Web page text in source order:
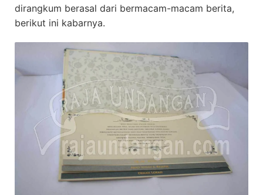
dirangkum berasal dari bermacam-macam berita,
berikut ini kabarnya.